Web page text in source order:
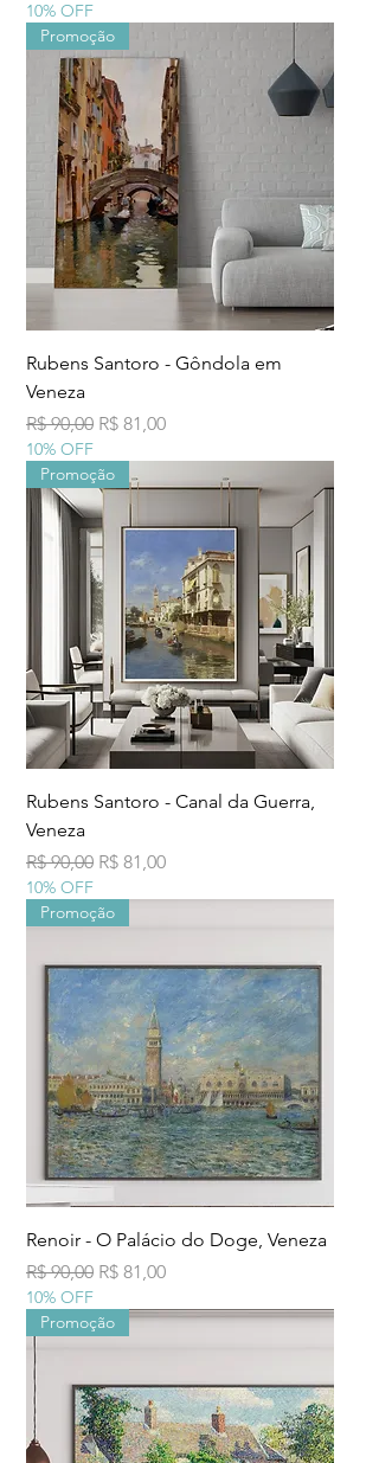
10% OFF
Promoção
Rubens Santoro - Gôndola em
Veneza
Preço normal
R$ 90,00 Preço promocional
R$ 81,00
10% OFF
Promoção
Rubens Santoro - Canal da Guerra,
Veneza
Preço normal
R$ 90,00 Preço promocional
R$ 81,00
10% OFF
Promoção
Renoir - O Palácio do Doge, Veneza
Preço normal
R$ 90,00 Preço promocional
R$ 81,00
10% OFF
Promoção